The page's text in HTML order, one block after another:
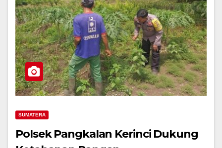
SUMATERA
Polsek Pangkalan Kerinci Dukung